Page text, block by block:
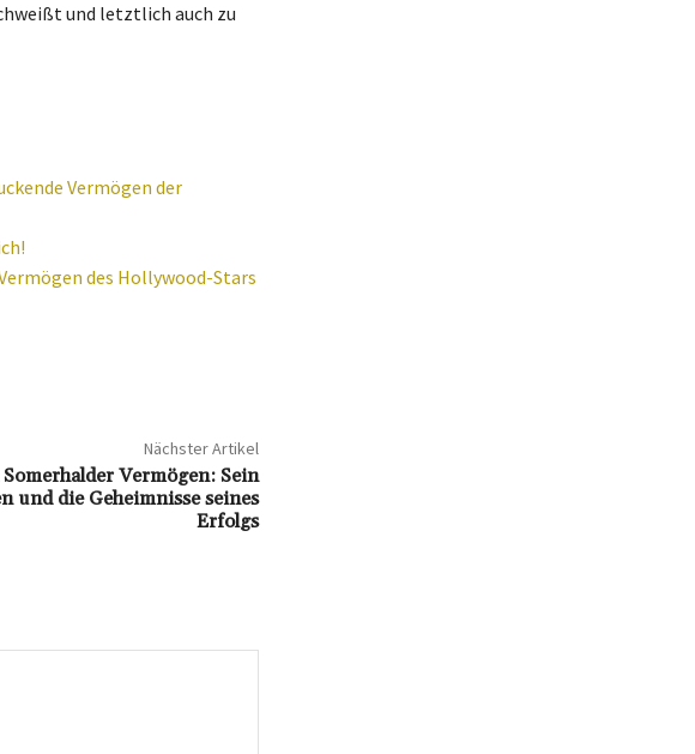
und letztlich auch zu
Vermögen der
des Hollywood-Stars
Nächster Artikel
Vermögen: Sein
und die Geheimnisse seines
Erfolgs